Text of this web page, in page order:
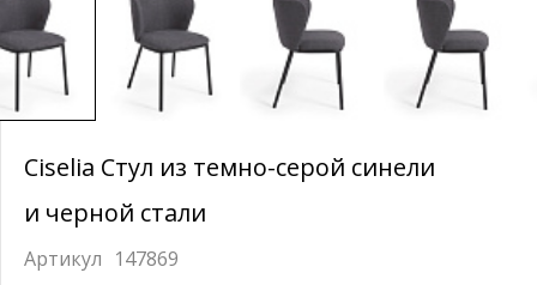
Ciselia Стул из темно-серой синели
и черной стали
147869